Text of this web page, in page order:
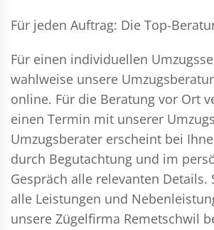
Für jeden Auftrag: Die Top-
Für einen individuellen
wahlweise unsere
online. Für die Beratung vor Ort
einen Termin mit unserer
Umzugsberater erscheint bei
durch Begutachtung und im
Gespräch alle relevanten Details.
alle Leistungen und
unsere Zügelfirma Remetschwil